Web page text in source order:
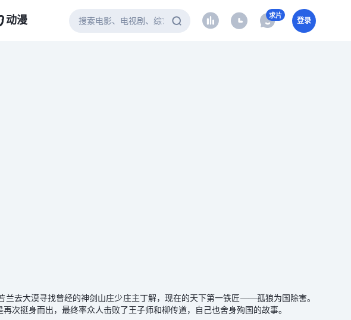
动漫 求片
登录
去大漠寻找曾经的神剑山庄少庄主丁解，现在的天下第一铁匠——孤狼为国除害。
挺身而出，最终率众人击败了王子师和柳传道，自己也舍身殉国的故事。